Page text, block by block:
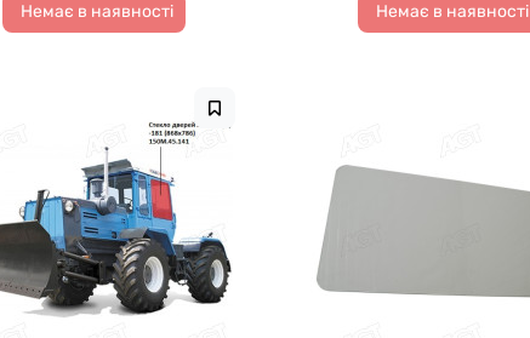
Немає в наявності Немає в наявності